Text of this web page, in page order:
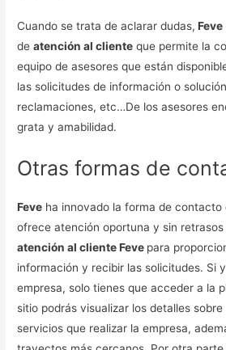
Cuando se trata de aclarar dudas, Feve
deatención al cliente que permite la
equipo de asesores que están
las solicitudes de información o
reclamaciones, etc…De los asesores
grata y amabilidad.
Otras formas de
Feve ha innovado la forma de contacto
ofrece atención oportuna y sin
atención al cliente Feve para
información y recibir las solicitudes. Si
empresa, solo tienes que acceder a la
sitio podrás visualizar los detalles
servicios que realizar la empresa,